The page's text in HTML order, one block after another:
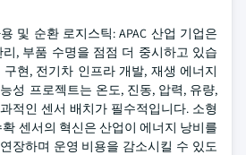
및 순환 로지스틱: APAC 산업 기업은
, 부품 수명을 점점 더 중시하고 있습
현, 전기차 인프라 개발, 재생 에너지
성 프로젝트는 온도, 진동, 압력, 유량,
적인 센서 배치가 필수적입니다. 소형
센서의 혁신은 산업이 에너지 낭비를
장하며 운영 비용을 감소시킬 수 있도